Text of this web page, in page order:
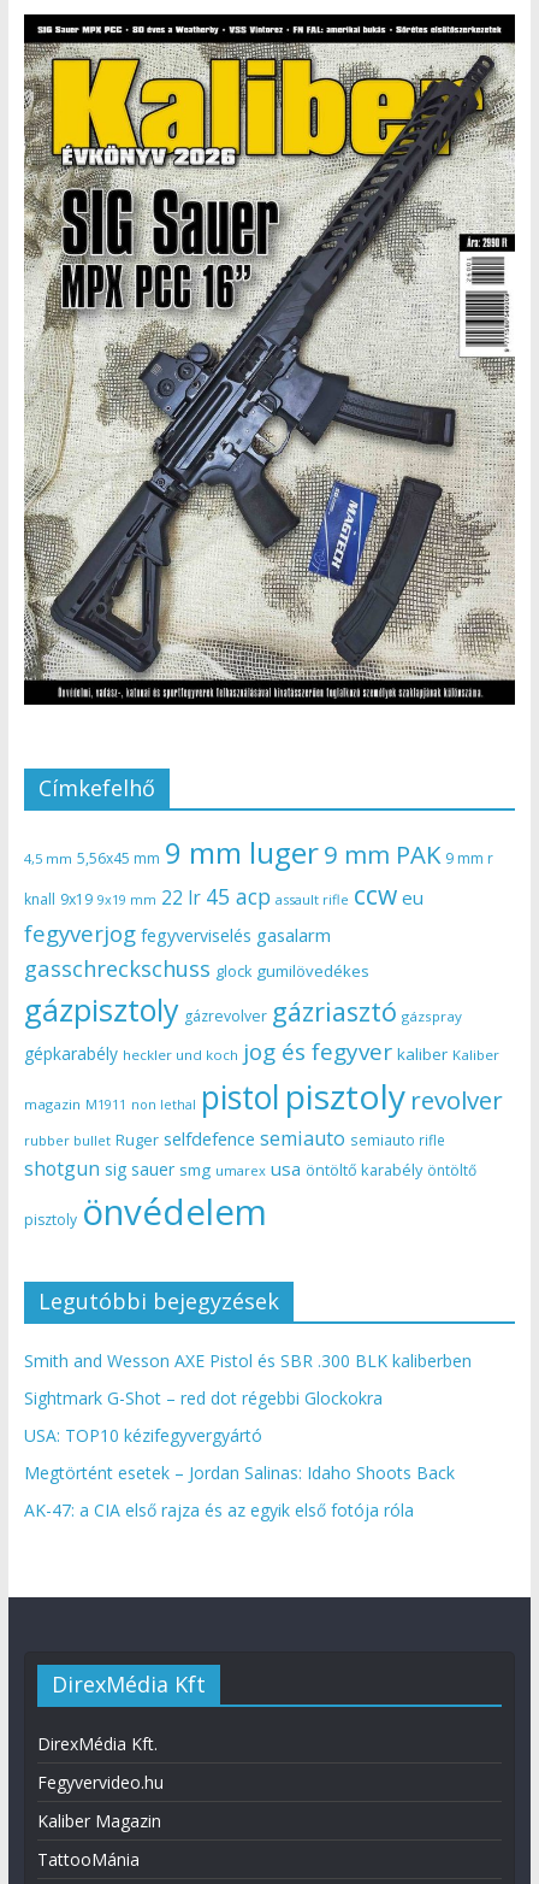
Címkefelhő
4,5 mm 5,56x45 mm 9 mm luger9 mm PAK 9 mm r
knall 9x19 9x19 mm 22 lr 45 acp assault rifle ccw eu
fegyverjog fegyverviselés gasalarm
gasschreckschuss glock gumilövedékes
gázpisztoly gázrevolver gázriasztó gázspray
gépkarabély heckler und koch jog és fegyver kaliber Kaliber
magazin M1911 non lethal pistol pisztoly revolver
rubber bullet Ruger selfdefence semiauto semiauto rifle
shotgun sig sauer smg umarex usa öntöltő karabély öntöltő
pisztoly önvédelem
Legutóbbi bejegyzések
Smith and Wesson AXE Pistol és SBR .300 BLK kaliberben
Sightmark G-Shot – red dot régebbi Glockokra
USA: TOP10 kézifegyvergyártó
Megtörtént esetek – Jordan Salinas: Idaho Shoots Back
AK-47: a CIA első rajza és az egyik első fotója róla
DirexMédia Kft
DirexMédia Kft.
Fegyvervideo.hu
Kaliber Magazin
TattooMánia